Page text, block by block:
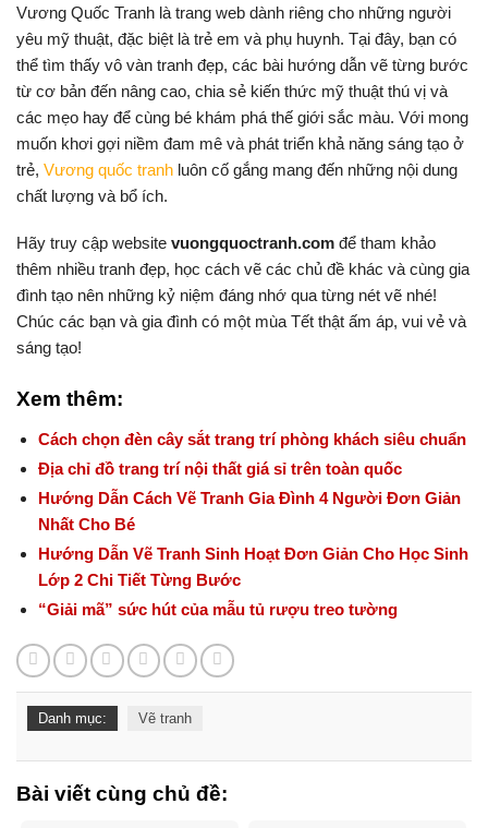
Vương Quốc Tranh là trang web dành riêng cho những người
yêu mỹ thuật, đặc biệt là trẻ em và phụ huynh. Tại đây, bạn có
thể tìm thấy vô vàn tranh đẹp, các bài hướng dẫn vẽ từng bước
từ cơ bản đến nâng cao, chia sẻ kiến thức mỹ thuật thú vị và
các mẹo hay để cùng bé khám phá thế giới sắc màu. Với mong
muốn khơi gợi niềm đam mê và phát triển khả năng sáng tạo ở
trẻ, Vương quốc tranh luôn cố gắng mang đến những nội dung
chất lượng và bổ ích.
Hãy truy cập website vuongquoctranh.com để tham khảo
thêm nhiều tranh đẹp, học cách vẽ các chủ đề khác và cùng gia
đình tạo nên những kỷ niệm đáng nhớ qua từng nét vẽ nhé!
Chúc các bạn và gia đình có một mùa Tết thật ấm áp, vui vẻ và
sáng tạo!
Xem thêm:
Cách chọn đèn cây sắt trang trí phòng khách siêu chuẩn
Địa chỉ đồ trang trí nội thất giá sỉ trên toàn quốc
Hướng Dẫn Cách Vẽ Tranh Gia Đình 4 Người Đơn Giản
Nhất Cho Bé
Hướng Dẫn Vẽ Tranh Sinh Hoạt Đơn Giản Cho Học Sinh
Lớp 2 Chi Tiết Từng Bước
“Giải mã” sức hút của mẫu tủ rượu treo tường
Danh mục: Vẽ tranh
Bài viết cùng chủ đề: